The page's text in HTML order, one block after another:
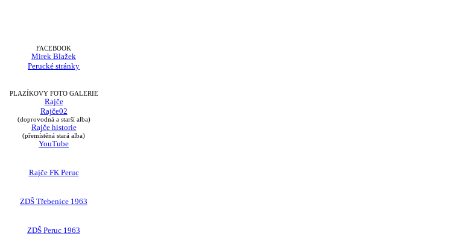
FACEBOOK
Mirek Blažek
Perucké stránky
PLAZÍKOVY FOTO GALERIE
Rajče
Rajče02
(doprovodná a starší alba)
Rajče historie
(přemístěná stará alba)
YouTube
Rajče FK Peruc
ZDŠ Třebenice 1963
ZDŠ Peruc 1963